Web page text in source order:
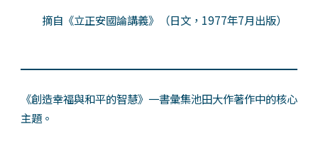
摘自《立正安國論講義》（日文，1977年7月出版）
《創造幸福與和平的智慧》一書彙集池田大作著作中的核心
主題。